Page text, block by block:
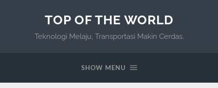
TOP OF THE WORLD
Teknologi Melaju, Transportasi Makin Cerdas.
SHOW MENU